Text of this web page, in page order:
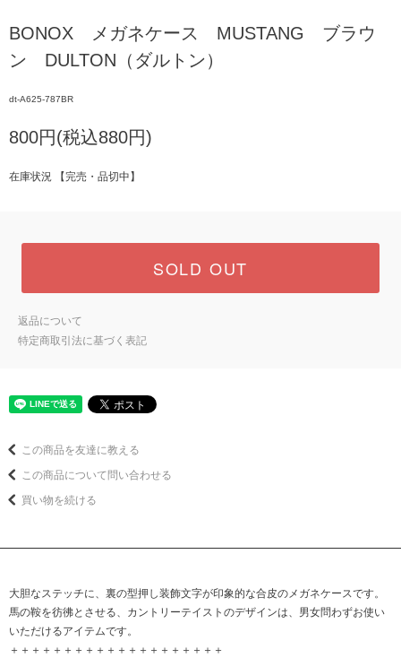
BONOX メガネケース MUSTANG ブラウ
ン DULTON（ダルトン）
dt-A625-787BR
800円(税込880円)
在庫状況 【完売・品切中】
SOLD OUT
返品について
特定商取引法に基づく表記
この商品を友達に教える
この商品について問い合わせる
買い物を続ける
大胆なステッチに、裏の型押し装飾文字が印象的な合皮のメガネケースです。
馬の鞍を彷彿とさせる、カントリーテイストのデザインは、男女問わずお使い
いただけるアイテムです。
＋＋＋＋＋＋＋＋＋＋＋＋＋＋＋＋＋＋＋＋